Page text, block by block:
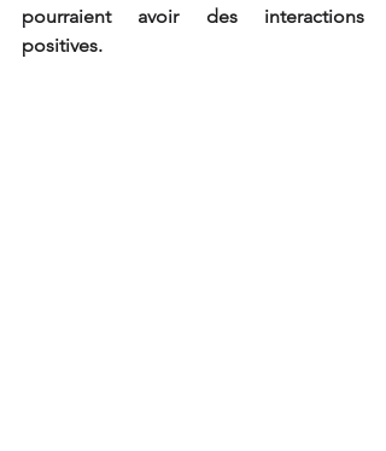
pourraient avoir des interactions
positives.